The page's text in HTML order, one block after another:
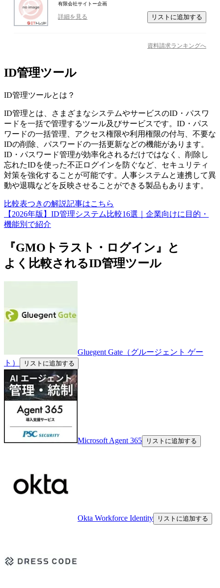
有限会社サイトー企画
詳細を見る リストに追加する
資料請求ランキングへ
ID管理ツール
ID管理ツールとは？
ID管理とは、さまざまなシステムやサービスのID・パスワ
ードを一括で管理するツール及びサービスです。ID・パス
ワードの一括管理、アクセス権限や利用権限の付与、不要な
IDの削除、パスワードの一括更新などの機能があります。
ID・パスワード管理が効率化されるだけではなく、削除し
忘れたIDを使った不正ログインを防ぐなど、セキュリティ
対策を強化することが可能です。人事システムと連携して異
動や退職などを反映させることができる製品もあります。
比較表つきの解説記事はこちら
【2026年版】ID管理システム比較16選｜企業向けに目的・
機能別で紹介
『GMOトラスト・ログイン』と
よく比較されるID管理ツール
Gluegent Gate（グルージェント ゲー
ト）
リストに追加する
Microsoft Agent 365 リストに追加する
Okta Workforce Identity リストに追加する